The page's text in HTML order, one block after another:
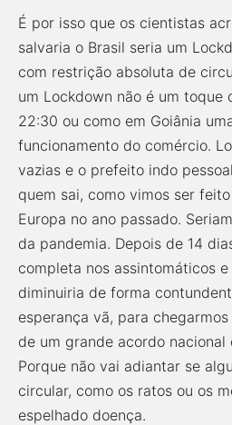
É por isso que os cientistas
salvaria o Brasil seria um
com restrição absoluta de
um Lockdown não é um toque
22:30 ou como em Goiânia
funcionamento do comércio.
vazias e o prefeito indo
quem sai, como vimos ser
Europa no ano passado.
da pandemia. Depois de 14
completa nos assintomáticos
diminuiria de forma
esperança vã, para
de um grande acordo
Porque não vai adiantar se
circular, como os ratos ou os
espelhado doença.